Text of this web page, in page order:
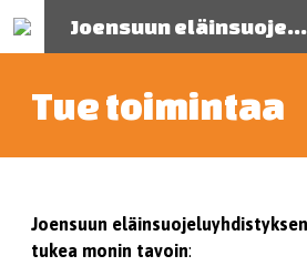
Joensuun eläinsuojeluyhdistys
Tue toimintaa
Joensuun
tukea monin tavoin: